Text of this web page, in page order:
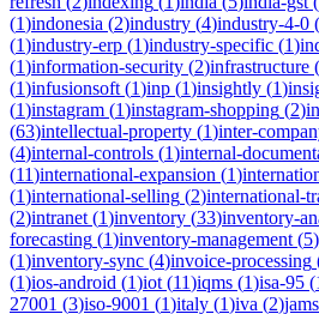
(1)indonesia (2)industry (4)industry-4-0 (
(1)industry-erp (1)industry-specific (1)
(1)information-security (2)infrastructure (
(1)infusionsoft (1)inp (1)insightly (1)
(1)instagram (1)instagram-shopping (2)
(63)intellectual-property (1)inter-
(4)internal-controls (1)internal-
(11)international-expansion (1)
(1)international-selling (2)international-
(2)intranet (1)inventory (33)inventory-
forecasting (1)inventory-management (5)
(1)inventory-sync (4)invoice-processing
(1)ios-android (1)iot (11)iqms (1)isa-95 (
27001 (3)iso-9001 (1)italy (1)iva (2)